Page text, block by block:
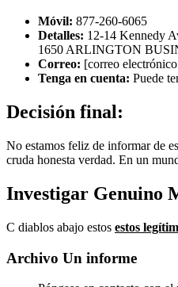
Móvil: 877-260-6065
Detalles: 12-14 Kennedy
1650 ARLINGTON
Correo: [correo
Tenga en cuenta: Puede
Decisión final:
No estamos feliz de informar de
cruda honesta verdad. En un
Investigar Genuino
C diablos abajo estos estos
Archivo Un informe